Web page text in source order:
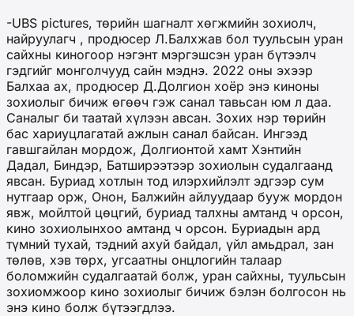
-UBS pictures, төрийн шагналт хөгжмийн зохиолч,
найруулагч , продюсер Л.Балхжав бол туульсын уран
сайхны киногоор нэгэнт мэргэшсэн уран бүтээлч
гэдгийг монголчууд сайн мэднэ. 2022 оны эхээр
Балхаа ах, продюсер Д.Долгион хоёр энэ киноны
зохиолыг бичиж өгөөч гэж санал тавьсан юм л даа.
Саналыг би таатай хүлээн авсан. Зохих нэр төрийн
бас хариуцлагатай ажлын санал байсан. Ингээд
гавшгайлан мордож, Долгионтой хамт Хэнтийн
Дадал, Биндэр, Батширээтээр зохиолын судалгаанд
явсан. Буриад хотлын тод илэрхийлэлт эдгээр сум
нутгаар орж, Онон, Балжийн айлуудаар бууж мордон
явж, мойлтой цөцгий, буриад талхны амтанд ч орсон,
кино зохиолынхоо амтанд ч орсон. Буриадын ард
түмний тухай, тэдний ахуй байдал, үйл амьдрал, зан
төлөв, хэв төрх, угсаатны онцлогийн талаар
боломжийн судалгаатай болж, уран сайхны, туульсын
зохиомжоор кино зохиолыг бичиж бэлэн болгосон нь
энэ кино болж бүтээгдлээ.